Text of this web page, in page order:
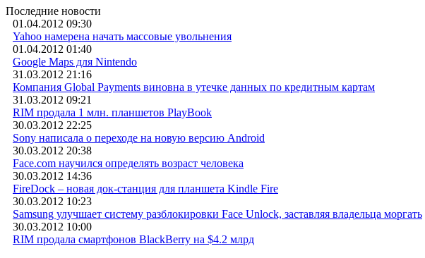
Последние новости
01.04.2012 09:30
Yahoo намерена начать массовые увольнения
01.04.2012 01:40
Google Maps для Nintendo
31.03.2012 21:16
Компания Global Payments виновна в утечке данных по кредитным картам
31.03.2012 09:21
RIM продала 1 млн. планшетов PlayBook
30.03.2012 22:25
Sony написала о переходе на новую версию Android
30.03.2012 20:38
Face.com научился определять возраст человека
30.03.2012 14:36
FireDock – новая док-станция для планшета Kindle Fire
30.03.2012 10:23
Samsung улучшает систему разблокировки Face Unlock, заставляя владельца моргать
30.03.2012 10:00
RIM продала смартфонов BlackBerry на $4.2 млрд